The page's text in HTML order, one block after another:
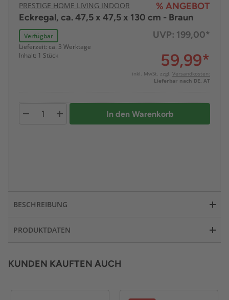
PRESTIGE HOME LIVING INDOOR
% ANGEBOT
Eckregal, ca. 47,5 x 47,5 x 130 cm - Braun
Verfügbar
Lieferzeit: ca. 3 Werktage
Inhalt: 1 Stück
UVP: 199,00*
59,99*
inkl. MwSt. zzgl. Versandkosten:
Lieferbar nach DE, AT
In den Warenkorb
BESCHREIBUNG
PRODUKTDATEN
KUNDEN KAUFTEN AUCH